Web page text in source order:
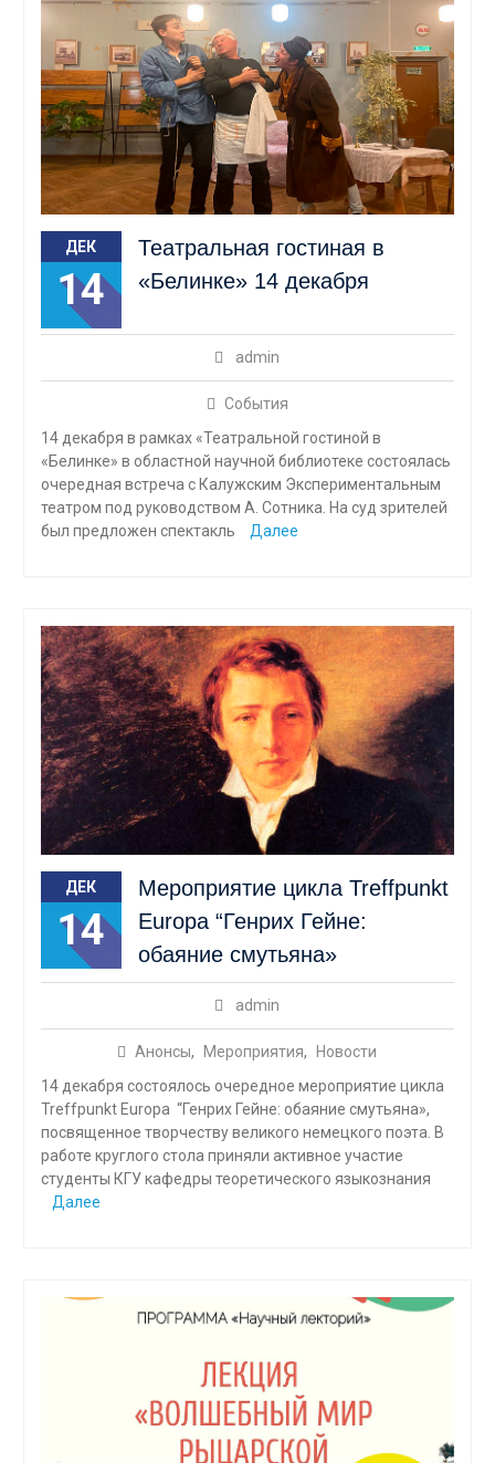
ДЕК
14
Театральная гостиная в
«Белинке» 14 декабря
admin
События
14 декабря в рамках «Театральной гостиной в
«Белинке» в областной научной библиотеке состоялась
очередная встреча с Калужским Экспериментальным
театром под руководством А. Сотника. На суд зрителей
был предложен спектакль
Далее
ДЕК
14
Мероприятие цикла Treffpunkt
Europa “Генрих Гейне:
обаяние смутьяна»
admin
Анонсы, Мероприятия,
Новости
14 декабря состоялось очередное мероприятие цикла
Treffpunkt Europa “Генрих Гейне: обаяние смутьяна»,
посвященное творчеству великого немецкого поэта. В
работе круглого стола приняли активное участие
студенты КГУ кафедры теоретического языкознания
Далее